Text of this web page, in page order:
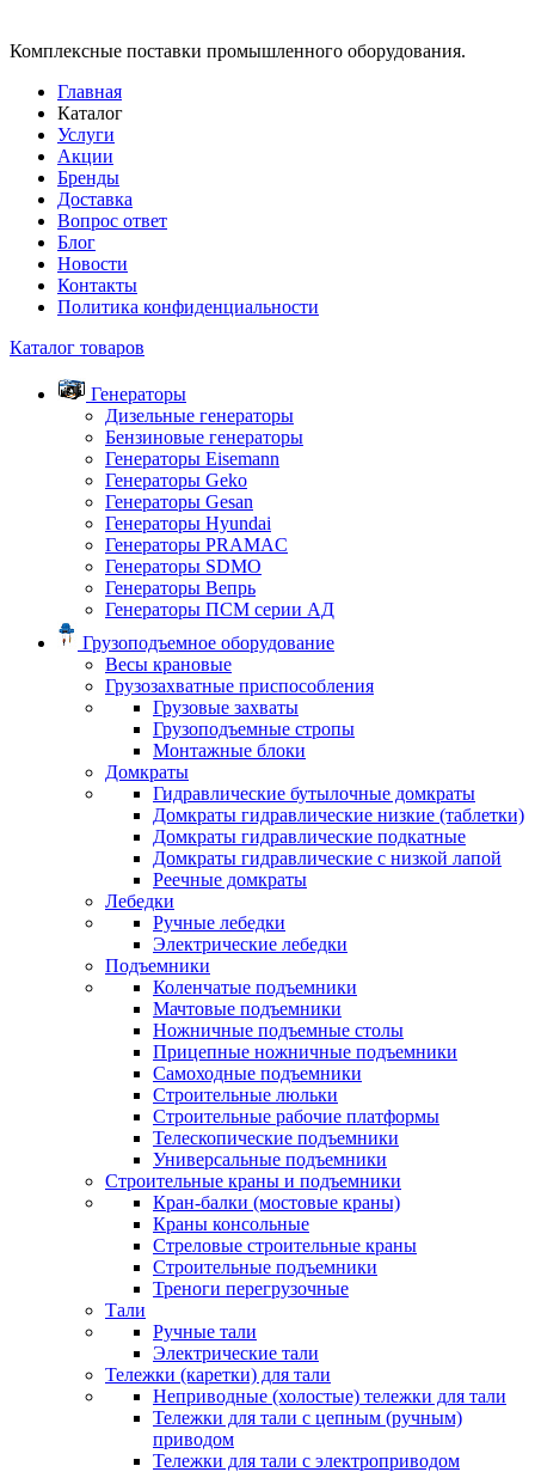
Комплексные поставки промышленного оборудования.
Главная
Каталог
Услуги
Акции
Бренды
Доставка
Вопрос ответ
Блог
Новости
Контакты
Политика конфиденциальности
Каталог товаров
Генераторы
Дизельные генераторы
Бензиновые генераторы
Генераторы Eisemann
Генераторы Geko
Генераторы Gesan
Генераторы Hyundai
Генераторы PRAMAC
Генераторы SDMO
Генераторы Вепрь
Генераторы ПСМ серии АД
Грузоподъемное оборудование
Весы крановые
Грузозахватные приспособления
Грузовые захваты
Грузоподъемные стропы
Монтажные блоки
Домкраты
Гидравлические бутылочные домкраты
Домкраты гидравлические низкие (таблетки)
Домкраты гидравлические подкатные
Домкраты гидравлические с низкой лапой
Реечные домкраты
Лебедки
Ручные лебедки
Электрические лебедки
Подъемники
Коленчатые подъемники
Мачтовые подъемники
Ножничные подъемные столы
Прицепные ножничные подъемники
Самоходные подъемники
Строительные люльки
Строительные рабочие платформы
Телескопические подъемники
Универсальные подъемники
Строительные краны и подъемники
Кран-балки (мостовые краны)
Краны консольные
Стреловые строительные краны
Строительные подъемники
Треноги перегрузочные
Тали
Ручные тали
Электрические тали
Тележки (каретки) для тали
Неприводные (холостые) тележки для тали
Тележки для тали с цепным (ручным)
приводом
Тележки для тали с электроприводом